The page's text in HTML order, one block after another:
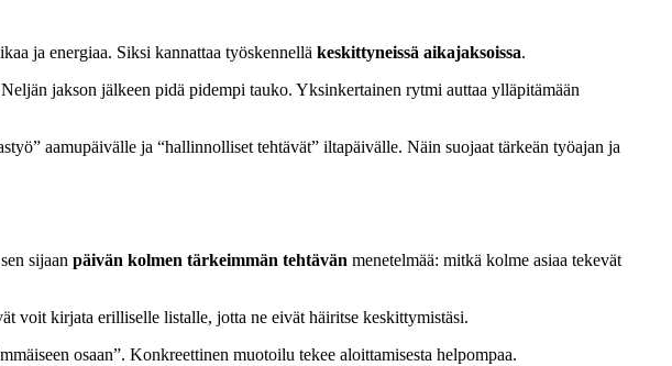
ja energiaa. Siksi kannattaa työskennellä keskittyneissä aikajaksoissa.
jakson jälkeen pidä pidempi tauko. Yksinkertainen rytmi auttaa ylläpitämään
aamupäivälle ja “hallinnolliset tehtävät” iltapäivälle. Näin suojaat tärkeän työajan ja
sijaan päivän kolmen tärkeimmän tehtävän menetelmää: mitkä kolme asiaa tekevät
voit kirjata erilliselle listalle, jotta ne eivät häiritse keskittymistäsi.
osaan”. Konkreettinen muotoilu tekee aloittamisesta helpompaa.